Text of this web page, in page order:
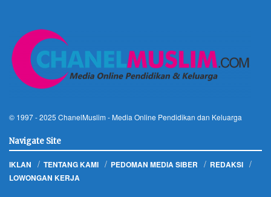
© 1997 - 2025 ChanelMuslim - Media Online Pendidikan dan Keluarga
Navigate Site
IKLAN TENTANG KAMI PEDOMAN MEDIA SIBER
REDAKSI
LOWONGAN KERJA